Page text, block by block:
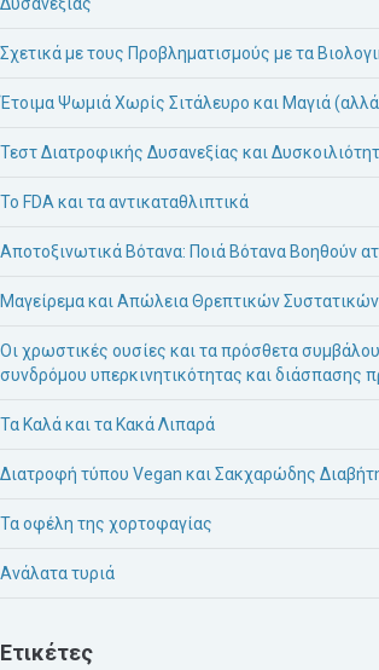
Σχετικά με τους Προβληματισμούς με τα
Έτοιμα Ψωμιά Χωρίς Σιτάλευρο και Μαγιά (αλλά
Τεστ Διατροφικής Δυσανεξίας και
Το FDA και τα αντικαταθλιπτικά
Αποτοξινωτικά Βότανα: Ποιά Βότανα Βοηθούν
Μαγείρεμα και Απώλεια Θρεπτικών Συστατικών
Οι χρωστικές ουσίες και τα πρόσθετα
συνδρόμου υπερκινητικότητας και διάσπασης
Τα Καλά και τα Κακά Λιπαρά
Διατροφή τύπου Vegan και Σακχαρώδης
Τα οφέλη της χορτοφαγίας
Ανάλατα τυριά
Ετικέτες